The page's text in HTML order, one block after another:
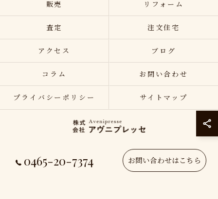
0465-20-7374 お問い合わせはこちら
販売 リフォーム
査定 注文住宅
アクセス ブログ
コラム お問い合わせ
プライバシーポリシー サイトマップ
© 2026 神奈川県小田原の不動産売却なら株式会社アヴニプレッセ ALL RIGHTS
RESERVED.